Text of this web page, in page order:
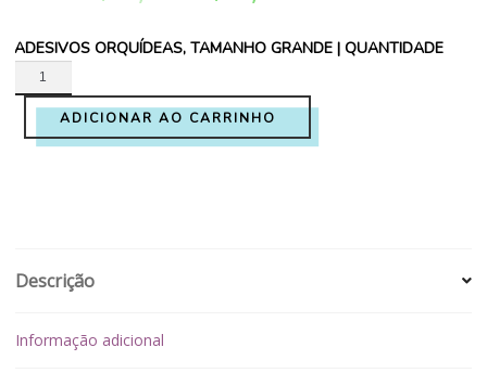
era:
R$ 7,90.
é:
R$ 7,11.
ADESIVOS ORQUÍDEAS, TAMANHO GRANDE | QUANTIDADE
ADICIONAR AO CARRINHO
Descrição
Informação adicional